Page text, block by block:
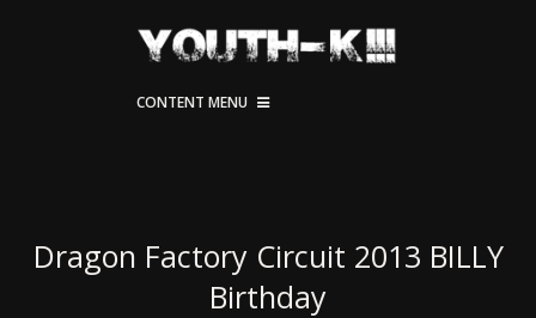
CONTENT MENU
Dragon Factory Circuit 2013 BILLY
Birthday